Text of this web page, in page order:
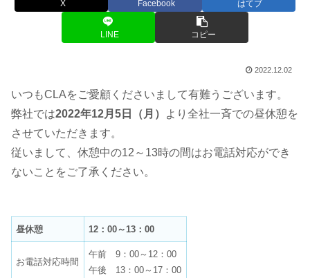
X Facebook はてブ
LINE コピー
2022.12.02
いつもCLAをご愛顧くださいまして有難うございます。
弊社では2022年12月5日（月）
より全社一斉での昼休憩を
させていただきます。
従いまして、休憩中の12～13時の間はお電話対応ができ
ないことをご了承ください。
昼休憩 12 ：00～13：00
お電話対応時間
午前 9：00～12：00
午後 13：00～17：00